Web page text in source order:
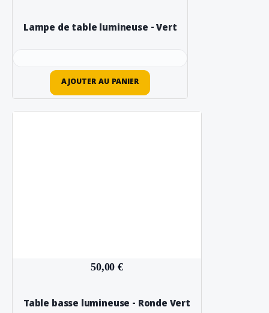
Lampe de table lumineuse - Vert
AJOUTER AU PANIER
50,00 €
Table basse lumineuse - Ronde Vert